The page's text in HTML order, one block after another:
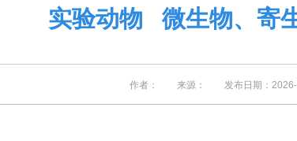
实验动物 微生物、寄
作者： 来源： 发布日期：